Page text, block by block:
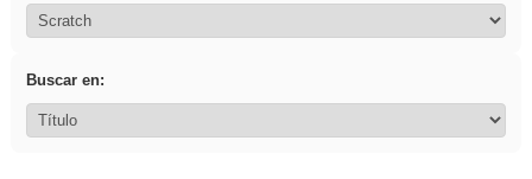
Buscar en: